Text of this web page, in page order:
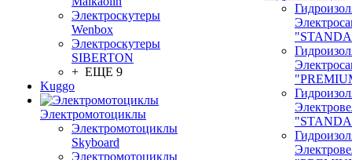
Электроскутеры
Wenbox
Электроскутеры
SIBERTON
+ ЕЩЕ 9
Kuggo
Электромотоциклы
Электромотоциклы
Skyboard
Электромотоциклы